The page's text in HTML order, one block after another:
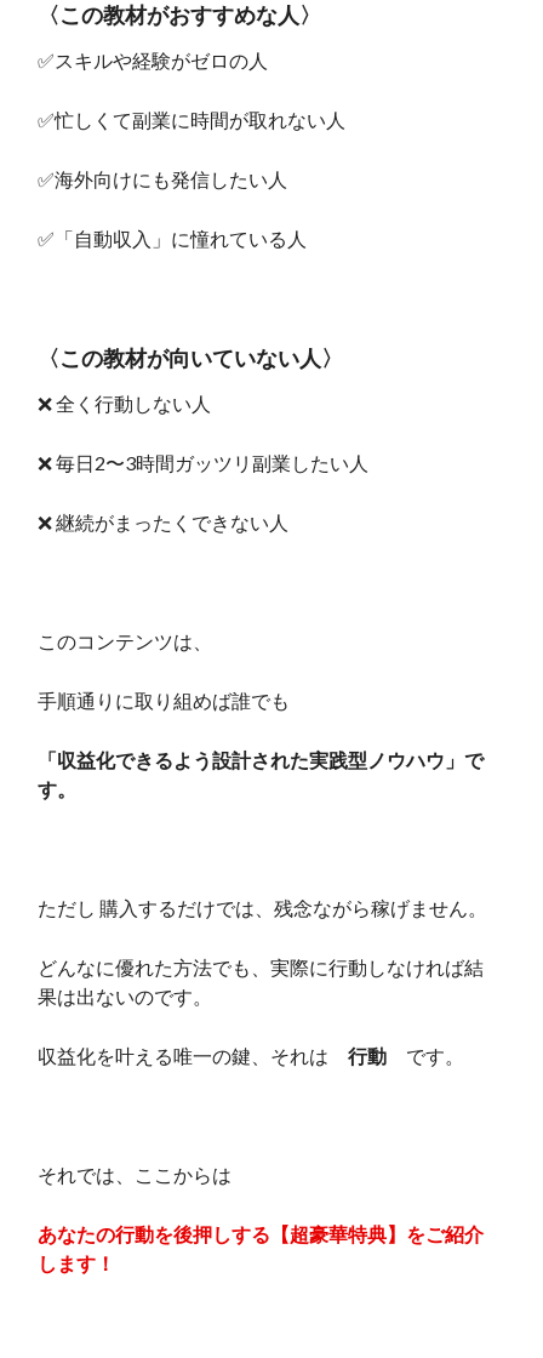
〈この教材がおすすめな人〉
✅スキルや経験がゼロの人
✅忙しくて副業に時間が取れない人
✅海外向けにも発信したい人
✅「自動収入」に憧れている人
〈この教材が向いていない人〉
❌ 全く行動しない人
❌ 毎日2〜3時間ガッツリ副業したい人
❌ 継続がまったくできない人
このコンテンツは、
手順通りに取り組めば誰でも
「収益化できるよう設計された実践型ノウハウ」で
す。
ただし 購入するだけでは、残念ながら稼げません。
どんなに優れた方法でも、実際に行動しなければ結
果は出ないのです。
収益化を叶える唯一の鍵、それは 行動 です。
それでは、ここからは
あなたの行動を後押しする【超豪華特典】をご紹介
します！